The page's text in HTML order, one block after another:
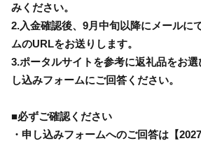
みください。
2.入金確認後、9月中旬以降にメールに
ムのURLをお送りします。
3.ポータルサイトを参考に返礼品をお
し込みフォームにご回答ください。
■必ずご確認ください
・申し込みフォームへのご回答は【